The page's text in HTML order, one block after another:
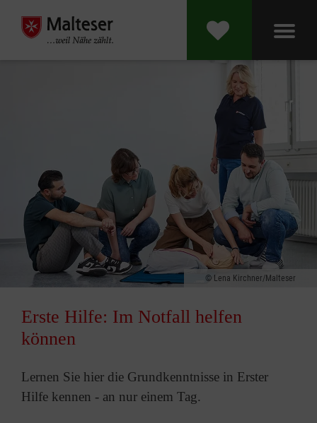
Lena Kirchner/Malteser
Erste Hilfe: Im Notfall helfen
können
Lernen Sie hier die Grundkenntnisse in Erster
Hilfe kennen - an nur einem Tag.